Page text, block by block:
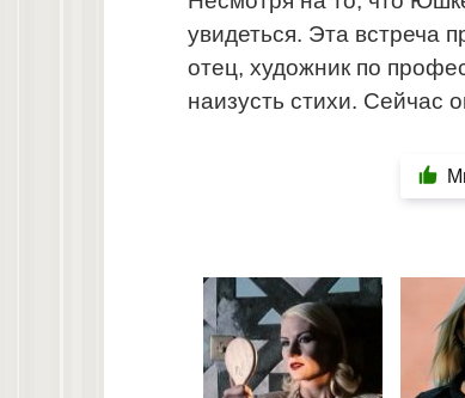
увидеться. Эта встреча
отец, художник по
наизусть стихи. Сейчас